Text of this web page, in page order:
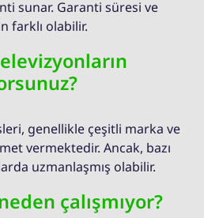
sunar. Garanti süresi ve
farklı olabilir.
genellikle çeşitli marka ve
vermektedir. Ancak, bazı
uzmanlaşmış olabilir.
çalışmıyor?